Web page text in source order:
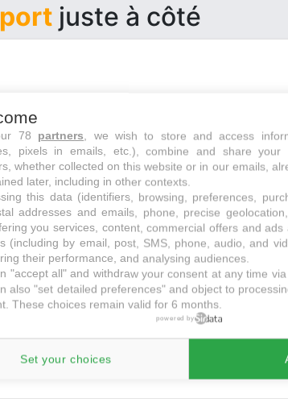
juste à côté
initiale
BP 30
initiale
78 partners , we wish to store and access
pixels in emails, etc.), combine and share
whether collected on this website or in our emails,
later, including in other contexts.
this data (identifiers, browsing, preferences,
addresses and emails, phone, precise
you services, content, commercial offers and ads
(including by email, post, SMS, phone, audio, and
their performance, and analysing audiences.
"accept all" and withdraw your consent at any time
also "set detailed preferences" and object to
These choices remain valid for 6 months.
powered by
Set your choices